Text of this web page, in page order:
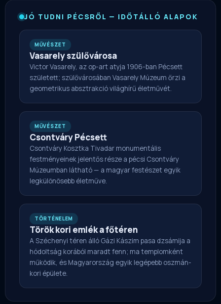
JÓ TUDNI PÉCSRŐL — IDŐTÁLLÓ ALAPOK
MŰVÉSZET
Vasarely szülővárosa
Victor Vasarely, az op-art atyja 1906-ban Pécsett
született; szülővárosában Vasarely Múzeum őrzi a
geometrikus absztrakció világhírű életművét.
MŰVÉSZET
Csontváry Pécsett
Csontváry Kosztka Tivadar monumentális
festményeinek jelentős része a pécsi Csontváry
Múzeumban látható — a magyar festészet egyik
legkülönösebb életműve.
TÖRTÉNELEM
Török kori emlék a főtéren
A Széchenyi téren álló Gázi Kászim pasa dzsámija a
hódoltság korából maradt fenn; ma templomként
működik, és Magyarország egyik legépebb oszmán-
kori épülete.